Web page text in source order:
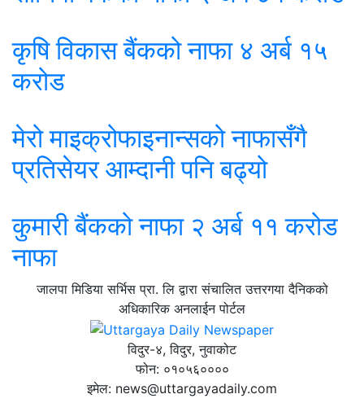
कृषि विकास बैंकको नाफा ४ अर्ब १५
करोड
मेरो माइक्रोफाइनान्सको नाफासँगै
प्रतिसेयर आम्दानी पनि बढ्यो
कुमारी बैंकको नाफा २ अर्ब ११ करोड
नाफा
जालपा मिडिया सर्भिस प्रा. लि द्वारा संचालित उत्तरगया दैनिकको
अधिकारिक अनलाईन पोर्टल
विदुर-४, विदुर, नुवाकोट
फोन: ०१०५६००००
इमेल: news@uttargayadaily.com